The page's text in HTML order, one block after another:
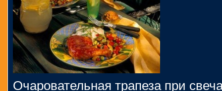
Очаровательная трапеза при